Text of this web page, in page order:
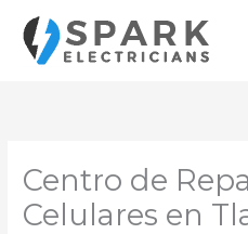
contenido
Centro de
Celulares en